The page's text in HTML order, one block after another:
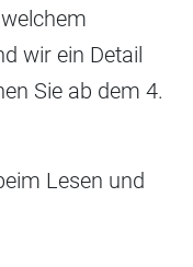
wir ein Detail
Sie ab dem 4.
Lesen und